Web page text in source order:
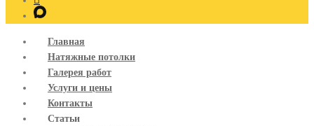
Главная
Натяжные потолки
Галерея работ
Услуги и цены
Контакты
Статьи